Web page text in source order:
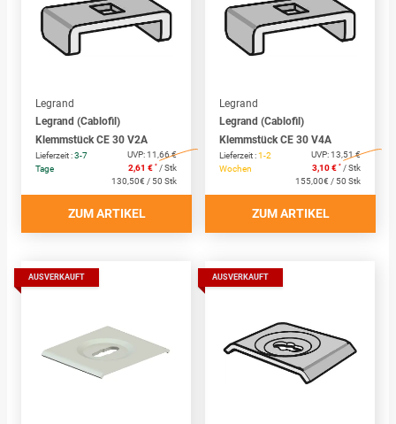
Legrand
Legrand (Cablofil)
Klemmstück CE 30 V2A
Lieferzeit :3-7
Tage
UVP:11,66 €
2,61 € * / Stk
130,50€ / 50 Stk
ZUM ARTIKEL
Legrand
Legrand (Cablofil)
Klemmstück CE 30 V4A
Lieferzeit :1-2
Wochen
UVP:13,51 €
3,10 € * / Stk
155,00€ / 50 Stk
ZUM ARTIKEL
AUSVERKAUFT AUSVERKAUFT